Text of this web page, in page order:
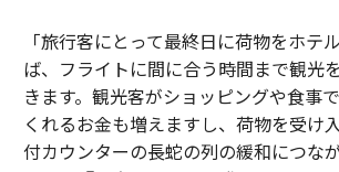
「旅行客にとって最終日に荷物をホテ
ば、フライトに間に合う時間まで観光
きます。観光客がショッピングや食事
くれるお金も増えますし、荷物を受け
付カウンターの長蛇の列の緩和につな